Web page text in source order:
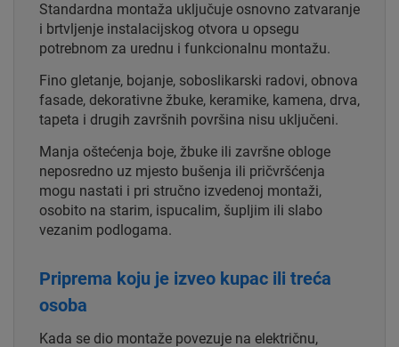
Standardna montaža uključuje osnovno zatvaranje
i brtvljenje instalacijskog otvora u opsegu
potrebnom za urednu i funkcionalnu montažu.
Fino gletanje, bojanje, soboslikarski radovi, obnova
fasade, dekorativne žbuke, keramike, kamena, drva,
tapeta i drugih završnih površina nisu uključeni.
Manja oštećenja boje, žbuke ili završne obloge
neposredno uz mjesto bušenja ili pričvršćenja
mogu nastati i pri stručno izvedenoj montaži,
osobito na starim, ispucalim, šupljim ili slabo
vezanim podlogama.
Priprema koju je izveo kupac ili treća
osoba
Kada se dio montaže povezuje na električnu,